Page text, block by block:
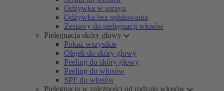
Odżywka w sprayu
Odżywka bez spłukiwania
Zestawy do pielęgnacji włosów
Pielęgnacja skóry głowy
Pokaż wszystkie
Olejek do skóry głowy
Peeling do skóry głowy
Peeling do włosów
SPF do włosów
Pielęgnacja w zależności od rodzaju włosów